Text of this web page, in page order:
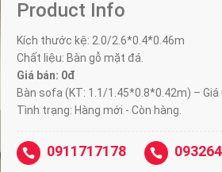
Product Info
Kích thước kệ: 2.0/2.6*0.4*0.46m
Chất liệu: Bàn gỗ mặt đá.
Giá bán: 0đ
Bàn sofa (KT: 1.1/1.45*0.8*0.42m) – Giá
Tình trạng: Hàng mới - Còn hàng.
0911717178